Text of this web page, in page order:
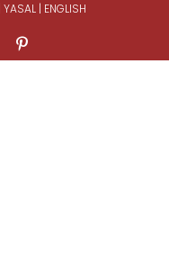
YASAL | ENGLISH